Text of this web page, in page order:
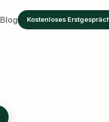
Blog Kostenloses